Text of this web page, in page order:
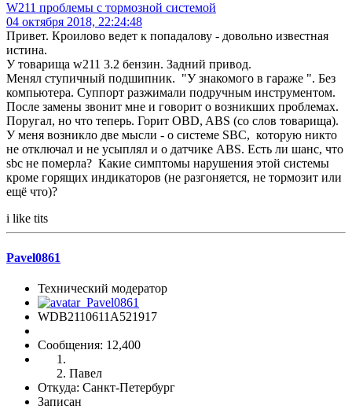
W211 проблемы с тормозной системой
04 октября 2018, 22:24:48
Привет. Кроилово ведет к попадалову - довольно известная
истина.
У товарища w211 3.2 бензин. Задний привод.
Менял ступичный подшипник. "У знакомого в гараже ". Без
компьютера. Суппорт разжимали подручным инструментом.
После замены звонит мне и говорит о возникших проблемах.
Поругал, но что теперь. Горит OBD, ABS (со слов товарища).
У меня возникло две мысли - о системе SBC, которую никто
не отключал и не усыплял и о датчике ABS. Есть ли шанс, что
sbc не померла? Какие симптомы нарушения этой системы
кроме горящих индикаторов (не разгоняется, не тормозит или
ещё что)?
i like tits
Pavel0861
Технический модератор
WDB2110611A521917
Сообщения: 12,400
Павел
Откуда: Санкт-Петербург
Записан